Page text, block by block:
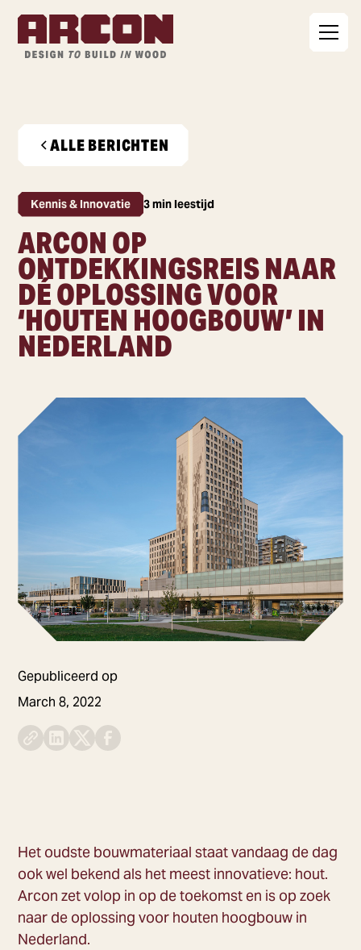
ALLE BERICHTEN
Kennis & Innovatie 3 min leestijd
ARCON OP
ONTDEKKINGSREIS NAAR
DÉ OPLOSSING VOOR
‘HOUTEN HOOGBOUW’ IN
NEDERLAND
Gepubliceerd op
March 8, 2022
Het oudste bouwmateriaal staat vandaag de dag
ook wel bekend als het meest innovatieve: hout.
Arcon zet volop in op de toekomst en is op zoek
naar de oplossing voor houten hoogbouw in
Nederland.